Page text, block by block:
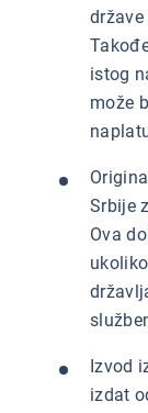
istog
može
Srbije
Ova
Izvod
izdat